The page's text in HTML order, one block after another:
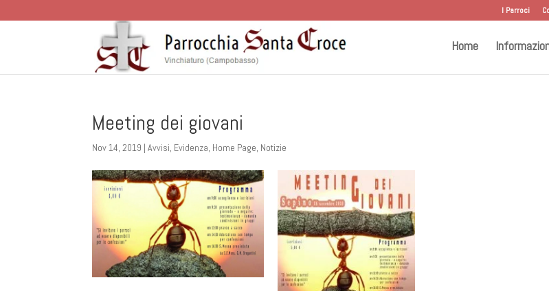
I Parroci
Home
Meeting dei giovani
Nov 14, 2019 |Avvisi, Evidenza, Home Page, Notizie